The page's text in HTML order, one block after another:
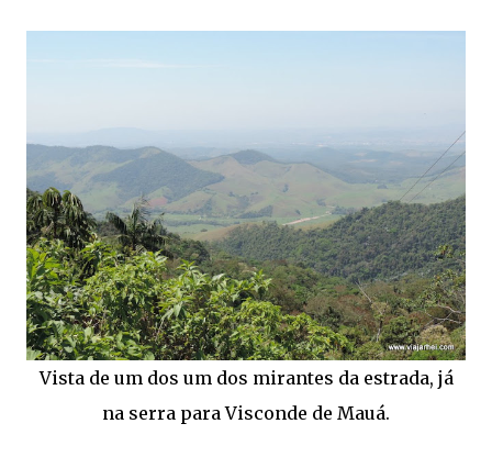
Vista de um dos um dos mirantes da estrada, já
na serra para Visconde de Mauá.